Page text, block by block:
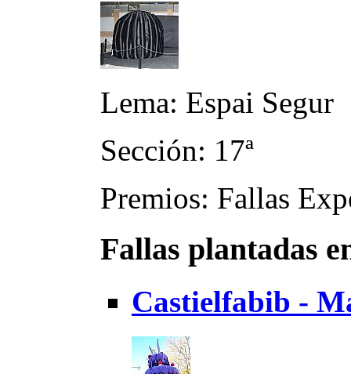
Lema: Espai Segur
Sección: 17ª
Premios: Fallas
Fallas plantadas
Castielfabib -